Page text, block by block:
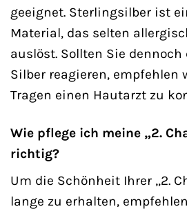
geeignet. Sterlingsilber ist
Material, das selten
auslöst. Sollten Sie
Silber reagieren, empfehlen
Tragen einen Hautarzt zu
Wie pflege ich meine „2.
richtig?
Um die Schönheit Ihrer „2.
lange zu erhalten,